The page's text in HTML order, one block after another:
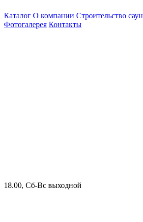
Каталог О компании Строительство саун
Фотогалерея Контакты
18.00, Сб-Вс выходной